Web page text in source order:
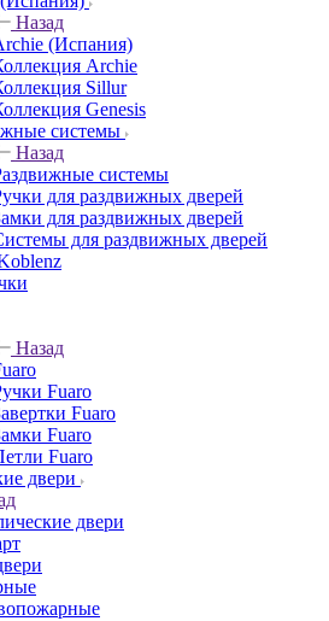
Назад
(Испания)
Archie
Sillur
Genesis
системы
Назад
системы
для раздвижных дверей
для раздвижных дверей
для раздвижных дверей
Назад
Fuaro
Fuaro
Fuaro
Fuaro
двери
двери